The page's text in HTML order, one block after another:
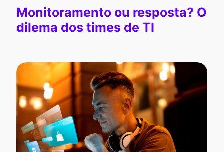
Monitoramento ou resposta? O
dilema dos times de TI